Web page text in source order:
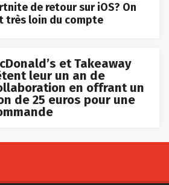
de retour sur iOS? On
très loin du compte
et Takeaway
leur un an de
en offrant un
de 25 euros pour une